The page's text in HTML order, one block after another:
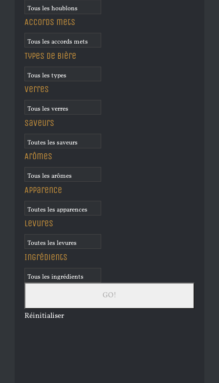
Accords mets
Types de bière
Verres
Saveurs
Arômes
Apparence
Levures
Ingrédients
Réinitialiser